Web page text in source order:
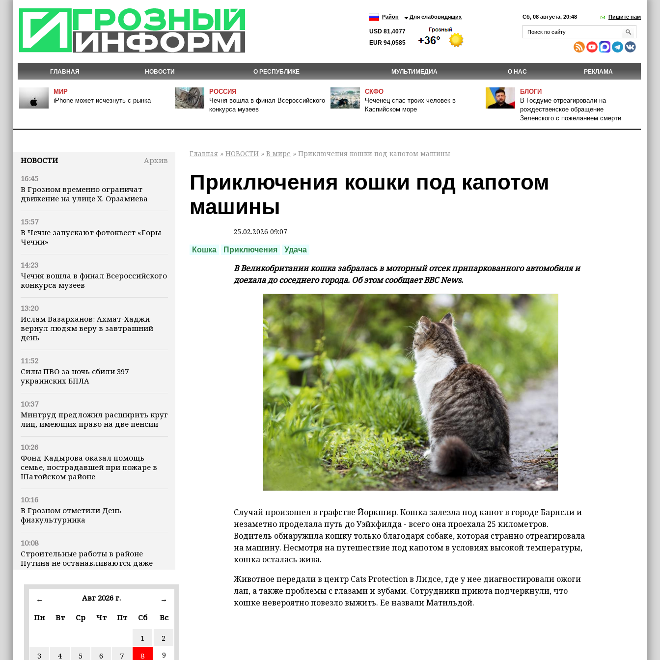
Район Для слабовидящих
USD 81,4077
EUR 94,0585
Сб, 08 августа, 20:48 Пишите нам
ГЛАВНАЯ НОВОСТИ О РЕСПУБЛИКЕ МУЛЬТИМЕДИА О НАС РЕКЛАМА
МИР
iPhone может исчезнуть с рынка
РОССИЯ
Чечня вошла в финал Всероссийского
конкурса музеев
СКФО
Чеченец спас троих человек в
Каспийском море
БЛОГИ
В Госдуме отреагировали на
рождественское обращение
Зеленского с пожеланием смерти
НОВОСТИ
Архив
16:45
В Грозном временно ограничат
движение на улице Х. Орзамиева
15:57
В Чечне запускают фотоквест «Горы
Чечни»
14:23
Чечня вошла в финал Всероссийского
конкурса музеев
13:20
Ислам Вазарханов: Ахмат-Хаджи
вернул людям веру в завтрашний
день
11:52
Силы ПВО за ночь сбили 397
украинских БПЛА
10:37
Минтруд предложил расширить круг
лиц, имеющих право на две пенсии
10:26
Фонд Кадырова оказал помощь
семье, пострадавшей при пожаре в
Шатойском районе
10:16
В Грозном отметили День
физкультурника
10:08
Строительные работы в районе
Путина не останавливаются даже
марта
В пяти школах столицы обновляют
← Авг 2026 г.
→
Пн
Вт Ср Чт Пт Сб Вс
1
2
3
4 5 6 7 8
9
Главная » НОВОСТИ » В мире » Приключения кошки под капотом машины
Приключения кошки под капотом
машины
25.02.2026 09:07
Кошка Приключения Удача
В Великобритании кошка забралась в моторный отсек припаркованного автомобиля и
доехала до соседнего города. Об этом сообщает BBC News.
Случай произошел в графстве Йоркшир. Кошка залезла под капот в городе Барнсли и
незаметно проделала путь до Уэйкфилда - всего она проехала 25 километров.
Водитель обнаружила кошку только благодаря собаке, которая странно отреагировала
на машину. Несмотря на путешествие под капотом в условиях высокой температуры,
кошка осталась жива.
Животное передали в центр Cats Protection в Лидсе, где у нее диагностировали ожоги
лап, а также проблемы с глазами и зубами. Сотрудники приюта подчеркнули, что
кошке невероятно повезло выжить. Ее назвали Матильдой.